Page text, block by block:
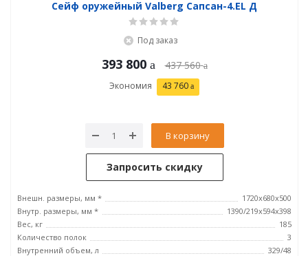
Сейф оружейный Valberg Сапсан-4.EL Д
Под заказ
393 800 437 560
Экономия 43 760
В корзину
Запросить скидку
Внешн. размеры, мм *
1720x680x500
Внутр. размеры, мм *
1390/219х594х398
Вес, кг
185
Количество полок
3
Внутренний объем, л
329/48